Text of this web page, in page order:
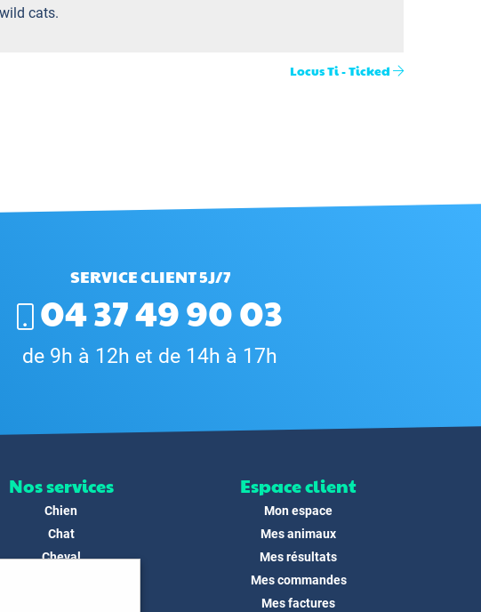
cats.
Locus Ti - Ticked
SERVICE CLIENT 5J/7
04 37 49 90 03
de 9h à 12h et de 14h à 17h
Nos services
Chien
Chat
Cheval
Espace client
Mon espace
Mes animaux
Mes résultats
Mes commandes
Mes factures